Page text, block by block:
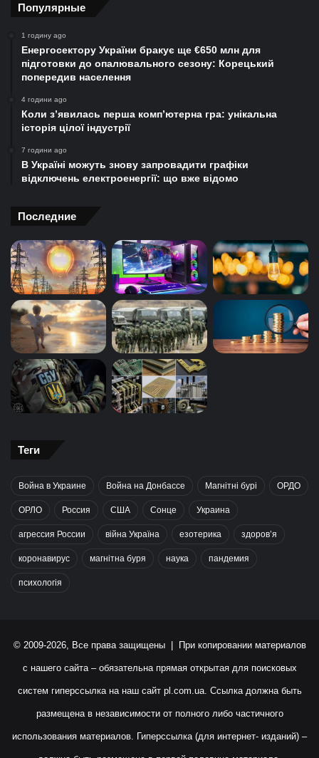
Популярные
1 годину ago
Енергосектору України бракує ще €650 млн для
підготовки до опалювального сезону: Корецький
попередив населення
4 години ago
Коли з’явилась перша комп’ютерна гра: унікальна
історія цілої індустрії
7 години ago
В Україні можуть знову запровадити графіки
відключень електроенергії: що вже відомо
Последние
Теги
Война в Украине Война на Донбассе Магнітні бурі ОРДО
ОРЛО Россия США Сонце Украина
агрессия России війна Україна езотерика здоров’я
коронавирус магнітна буря наука пандемия
психологія
© 2009-2026, Все права защищены | При копировании материалов
с нашего сайта – обязательна прямая открытая для поисковых
систем гиперссылка на наш сайт pl.com.ua. Ссылка должна быть
размещена в независимости от полного либо частичного
использования материалов. Гиперссылка (для интернет- изданий) –